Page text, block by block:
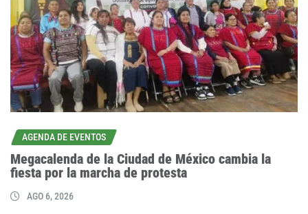
AGENDA DE EVENTOS
Megacalenda de la Ciudad de México cambia la
fiesta por la marcha de protesta
AGO 6, 2026